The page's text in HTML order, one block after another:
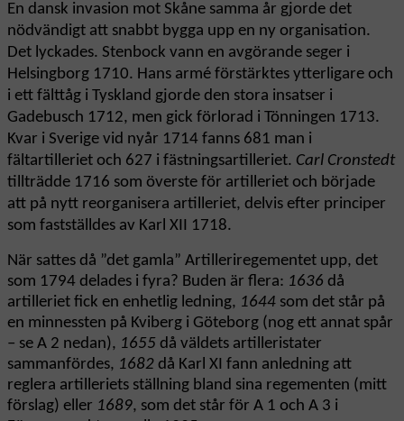
En dansk invasion mot Skåne samma år gjorde det
nödvändigt att snabbt bygga upp en ny organisation.
Det lyckades. Stenbock vann en avgörande seger i
Helsingborg 1710. Hans armé förstärktes ytterligare och
i ett fälttåg i Tyskland gjorde den stora insatser i
Gadebusch 1712, men gick förlorad i Tönningen 1713.
Kvar i Sverige vid nyår 1714 fanns 681 man i
fältartilleriet och 627 i fästningsartilleriet. Carl Cronstedt
tillträdde 1716 som överste för artilleriet och började
att på nytt reorganisera artilleriet, delvis efter principer
som fastställdes av Karl XII 1718.
När sattes då ”det gamla” Artilleriregementet upp, det
som 1794 delades i fyra? Buden är flera: 1636 då
artilleriet fick en enhetlig ledning, 1644 som det står på
en minnessten på Kviberg i Göteborg (nog ett annat spår
– se A 2 nedan), 1655 då väldets artilleristater
sammanfördes, 1682 då Karl XI fann anledning att
reglera artilleriets ställning bland sina regementen (mitt
förslag) eller 1689, som det står för A 1 och A 3 i